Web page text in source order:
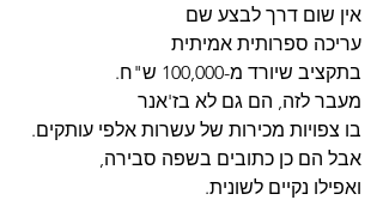
אין שום דרך לבצע שם
עריכה ספרותית אמיתית
בתקציב שיורד מ-100,000 ש"ח.
מעבר לזה, הם גם לא בז'אנר
בו צפויות מכירות של עשרות אלפי עותקים.
אבל הם כן כתובים בשפה סבירה,
ואפילו נקיים לשונית.